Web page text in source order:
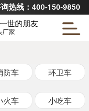
热线：400-150-9850
世的朋友
厂家
防车 环卫车
火车 小吃车